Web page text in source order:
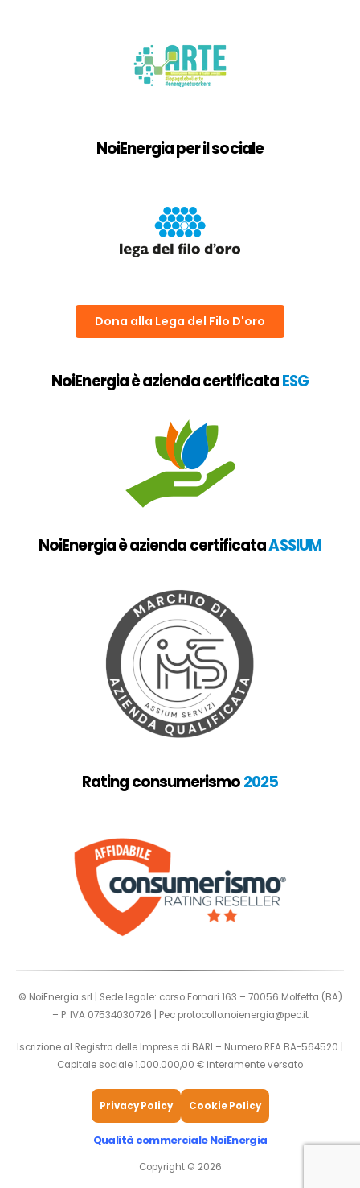
NoiEnergia per il sociale
Dona alla Lega del Filo D'oro
NoiEnergia è azienda certificata ESG
NoiEnergia è azienda certificataASSIUM
Rating consumerismo 2025
© NoiEnergia srl | Sede legale: corso Fornari 163 – 70056 Molfetta (BA)
– P. IVA 07534030726 | Pec protocollo.noienergia@pec.it
Iscrizione al Registro delle Imprese di BARI – Numero REA BA-564520 |
Capitale sociale 1.000.000,00 € interamente versato
Privacy Policy Cookie Policy
Qualità commerciale NoiEnergia
Copyright © 2026